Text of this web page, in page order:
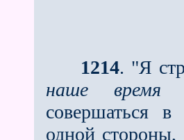
1214. "Я
наше время
совершаться
одной